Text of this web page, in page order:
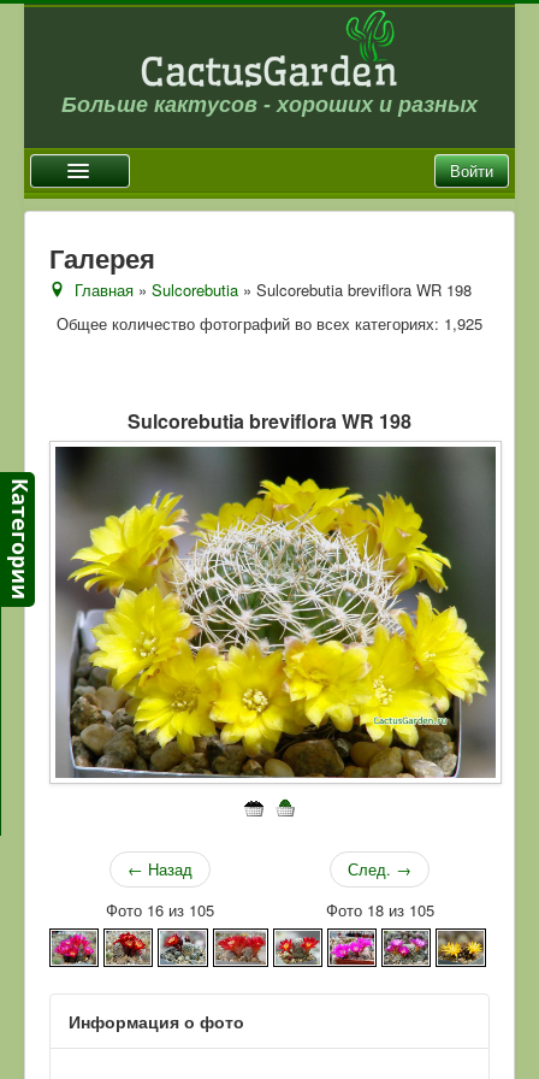
Больше кактусов - хороших и разных
Войти
Новости
Галерея
Отзывы
Ссылки
Контакты
Галерея
Главная »Sulcorebutia » Sulcorebutia breviflora WR 198
Общее количество фотографий во всех категориях: 1,925
Sulcorebutia breviflora WR 198
← Назад
Фото 16 из 105
След. →
Фото 18 из 105
Информация о фото